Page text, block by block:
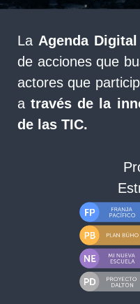
La Agenda Digital
de acciones que
actores que
através de la
de las TIC.